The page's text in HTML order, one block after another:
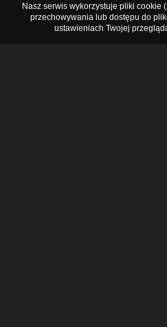
Nasz serwis wykorzystuje pliki cookie
przechowywania lub dostępu do
ustawieniach Twojej